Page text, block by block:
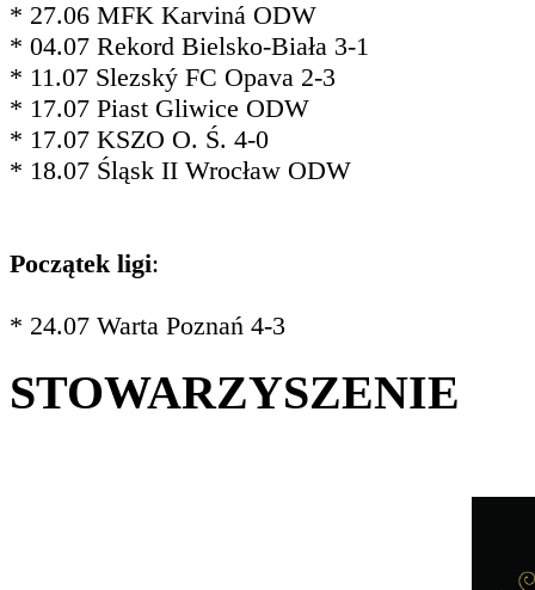
* 27.06 MFK Karviná ODW
* 04.07 Rekord Bielsko-Biała 3-1
* 11.07 Slezský FC Opava 2-3
* 17.07 Piast Gliwice ODW
* 17.07 KSZO O. Ś. 4-0
* 18.07 Śląsk II Wrocław ODW
Początek ligi:
* 24.07 Warta Poznań 4-3
STOWARZYSZENIE